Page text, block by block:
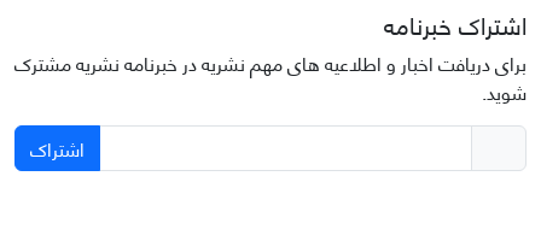
اشتراک خبرنامه
برای دریافت اخبار و اطلاعیه های مهم نشریه در خبرنامه نشریه مشترک
شوید.
اشتراک